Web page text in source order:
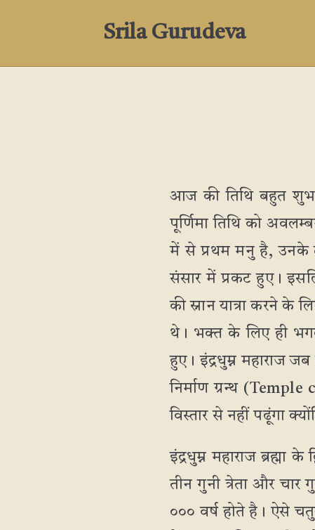
Srila Gurudeva
आज की तिथि बहुत शुभ
पूर्णिमा तिथि को
में से प्रथम मनु है, उनके
संसार में प्रकट हुए।
की स्नान यात्रा करने के
थे। भक्त के लिए ही
हुए। इंद्रधुम्न महाराज
निर्माण ग्रन्थ
विस्तार से नहीं पढूंगा
इंद्रधुम्न महाराज
तीन गुनी त्रेता और
००० वर्ष होते है। ऐसे